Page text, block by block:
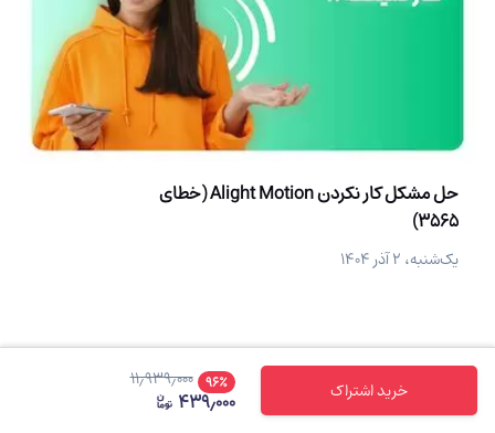
خرید اشتراک ۹۶٪ ۱۱٫۹۳۹٫۰۰۰
۴۳۹٫۰۰۰
حل مشکل کار نکردن Alight Motion (خطای
3565)
یک‌شنبه، ۲ آذر ۱۴۰۴